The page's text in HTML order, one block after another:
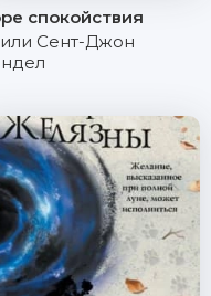
спокойствия
Сент-Джон